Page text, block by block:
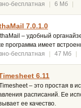
бесплатная
6 Мб
7.0.1.0
– удобный
программа имеет
бесплатная
47 Мб
6.11
– это простая в
расписаний. Ее
ее качество.